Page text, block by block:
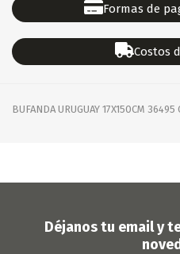
Formas de
Costos
BUFANDA URUGUAY 17X150CM 36495
Déjanos tu email y